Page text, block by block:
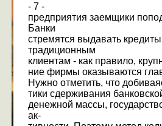
- 7 -
предприятия заемщики
Банки
стремятся выдавать
традиционным
клиентам - как правило,
ние фирмы оказываются
Нужно отметить, что
тики сдерживания
денежной массы,
ак-